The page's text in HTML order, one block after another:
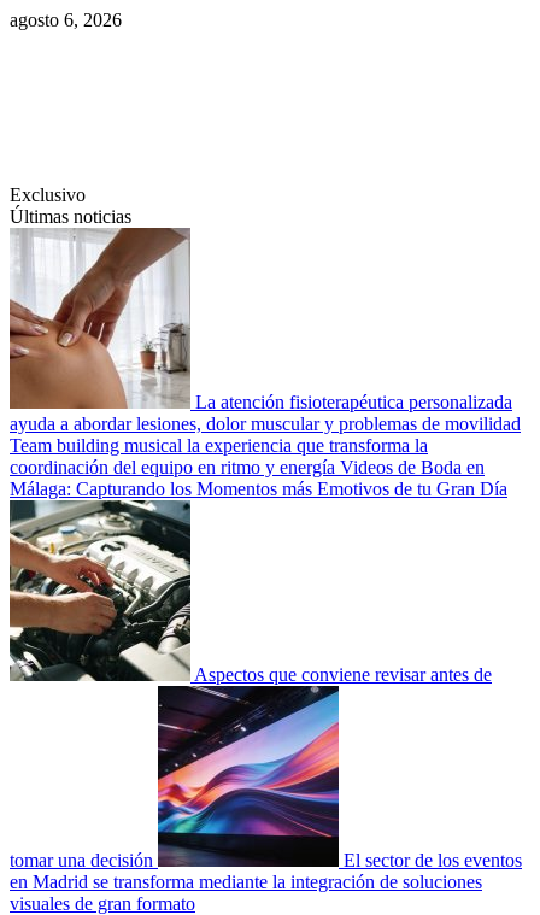
Saltar
agosto 6, 2026
Exclusivo
Últimas noticias
La atención fisioterapéutica personalizada
ayuda a abordar lesiones, dolor muscular y problemas de movilidad
Team building musical la experiencia que transforma la
coordinación del equipo en ritmo y energía Videos de Boda en
Málaga: Capturando los Momentos más Emotivos de tu Gran Día
Aspectos que conviene revisar antes de
tomar una decisión
El sector de los eventos
en Madrid se transforma mediante la integración de soluciones
visuales de gran formato